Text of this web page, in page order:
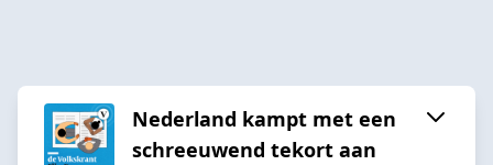
Nederland kampt met een
schreeuwend tekort aan